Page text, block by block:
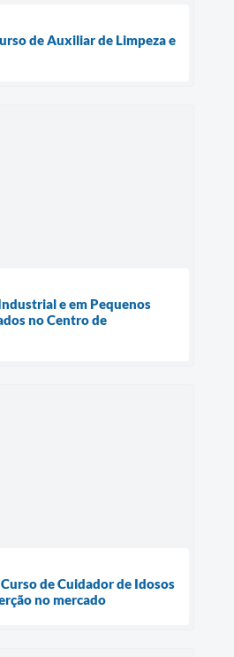
de Auxiliar de Limpeza e
e em Pequenos
no Centro de
de Cuidador de Idosos
no mercado